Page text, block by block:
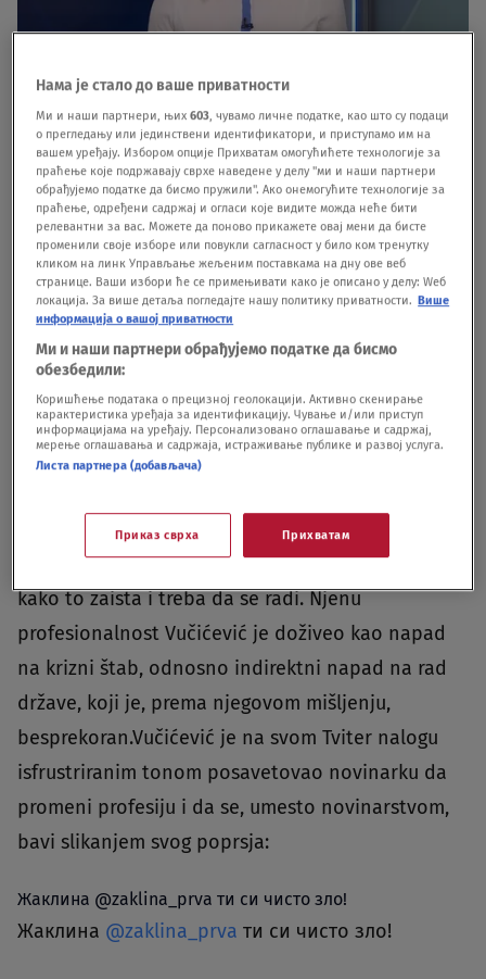
Foto: N1 |Foto: N1
Žaklina TatalovićOva godina bila je mnogo burna
za novinarku N1 televizije, Žaklinu Tatalović. Osim
što ju je u nedelju veče, u emisiji "Hit Tvit"
isprozivao folker Aca Lukas, ova novinarka trpi
razne seksističke uvrede na svoj račun još od
aprila ove godine. Urednik jednog prorežimskog
medija Dragan J. Vučićević je na svojim društvenim
mrežama i pojedninim televizijama vređao Žaklinu
Tatalović nakon konferencije za medije na kojoj je
virusom. Njega je, naime, iznervirala smelost
novinarke, koja je samo radila svoj posao, onako
kako to zaista i treba da se radi. Njenu
profesionalnost Vučićević je doživeo kao napad
na krizni štab, odnosno indirektni napad na rad
države, koji je, prema njegovom mišljenju,
besprekoran.Vučićević je na svom Tviter nalogu
isfrustriranim tonom posavetovao novinarku da
promeni profesiju i da se, umesto novinarstvom,
bavi slikanjem svog poprsja:
Жаклина @zaklina_prva ти си чисто зло!
Жаклина @zaklina_prva ти си чисто зло!
Нама је стало до ваше приватности
Ми и наши партнери, њих603, чувамо личне податке, као што су подаци
о прегледању или јединствени идентификатори, и приступамо им на
вашем уређају. Избором опције Прихватам омогућићете технологије за
праћење које подржавају сврхе наведене у делу "ми и наши партнери
обрађујемо податке да бисмо пружили". Ако онемогућите технологије за
праћење, одређени садржај и огласи које видите можда неће бити
релевантни за вас. Можете да поново прикажете овај мени да бисте
променили своје изборе или повукли сагласност у било ком тренутку
кликом на линк Управљање жељеним поставкама на дну ове веб
странице. Ваши избори ће се примењивати како је описано у делу: Wеб
локација. За више детаља погледајте нашу политику приватности. Више
информација о вашој приватности
Ми и наши партнери обрађујемо податке да бисмо
обезбедили:
Коришћење података о прецизној геолокацији. Активно скенирање
карактеристика уређаја за идентификацију. Чување и/или приступ
информацијама на уређају. Персонализовано оглашавање и садржај,
мерење оглашавања и садржаја, истраживање публике и развој услуга.
Листа партнера (добављача)
Приказ сврха Прихватам